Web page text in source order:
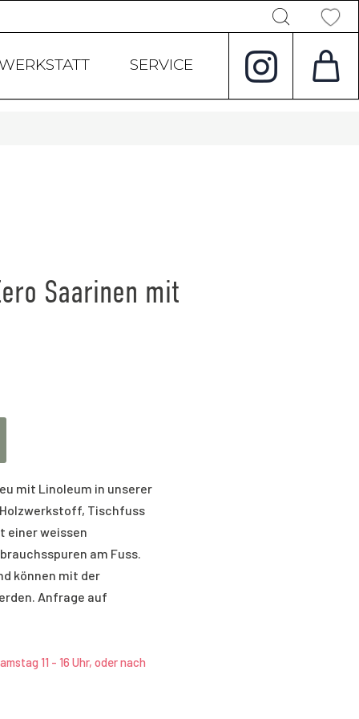
WERKSTATT SERVICE
Saarinen mit
mit Linoleum in unserer
Tischfuss
einer weissen
am Fuss.
können mit der
Anfrage auf
11 - 16 Uhr, oder nach